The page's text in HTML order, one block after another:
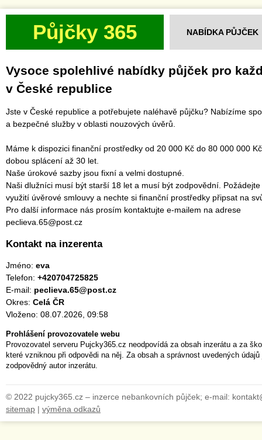
Půjčky 365 NABÍDKA PŮJČEK
Vysoce spolehlivé nabídky půjček pro
v České republice
Jste v České republice a potřebujete naléhavě půjčku? Nabízíme
a bezpečné služby v oblasti nouzových úvěrů.
Máme k dispozici finanční prostředky od 20 000 Kč do 80 000 000
dobou splácení až 30 let.
Naše úrokové sazby jsou fixní a velmi dostupné.
Naši dlužníci musí být starší 18 let a musí být zodpovědní.
využití úvěrové smlouvy a nechte si finanční prostředky připsat na
Pro další informace nás prosím kontaktujte e-mailem na adrese
peclieva.65@post.cz
Kontakt na inzerenta
Jméno: eva
Telefon: +420704725825
E-mail: peclieva.65@post.cz
Okres: Celá ČR
Vloženo: 08.07.2026, 09:58
Prohlášení provozovatele webu
Provozovatel serveru Pujcky365.cz neodpovídá za obsah inzerátu a za
které vzniknou při odpovědi na něj. Za obsah a správnost uvedených
zodpovědný autor inzerátu.
© 2022 pujcky365.cz – inzerce nebankovních půjček; e-mail:
sitemap | výměna odkazů